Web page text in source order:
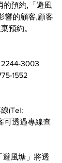
的預約,「避風
響的顧客,顧客
預約。
3003
1552
(Tel:
可透過專線查
避風塘」將透